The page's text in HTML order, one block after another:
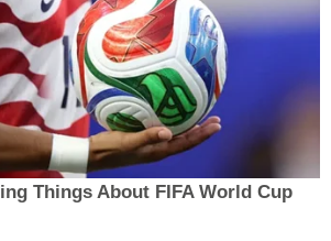
Things About FIFA World Cup